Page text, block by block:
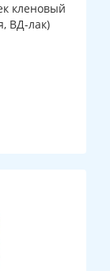
кленовый
ВД-лак)